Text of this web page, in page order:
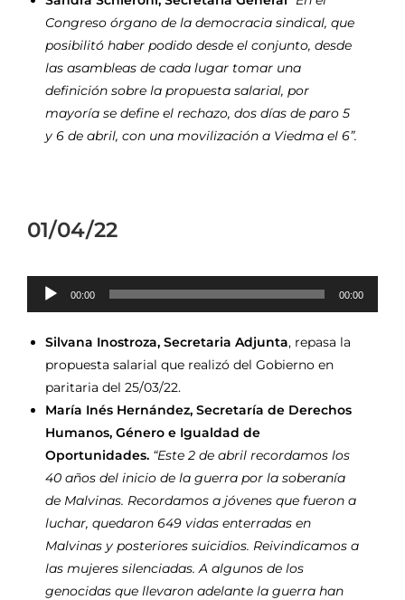
Congreso órgano de la democracia sindical, que
posibilitó haber podido desde el conjunto, desde
las asambleas de cada lugar tomar una
definición sobre la propuesta salarial, por
mayoría se define el rechazo, dos días de paro 5
y 6 de abril, con una movilización a Viedma el 6”.
01/04/22
Reproductor
de
00:00 00:00
Silvana Inostroza, Secretaria Adjunta, repasa la
propuesta salarial que realizó del Gobierno en
paritaria del 25/03/22.
María Inés Hernández, Secretaría de Derechos
Humanos, Género e Igualdad de
Oportunidades. “Este 2 de abril recordamos los
40 años del inicio de la guerra por la soberanía
de Malvinas. Recordamos a jóvenes que fueron a
luchar, quedaron 649 vidas enterradas en
Malvinas y posteriores suicidios. Reivindicamos a
las mujeres silenciadas.A algunos de los
genocidas que llevaron adelante la guerra han